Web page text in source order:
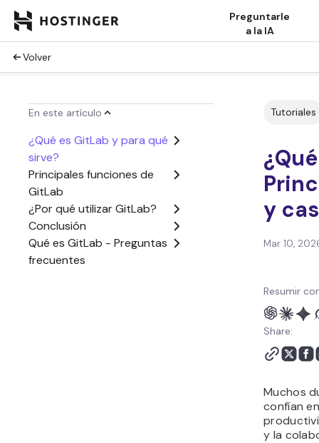
Preguntarle
a la IA
Volver
En este artículo
¿Qué es GitLab y para qué
sirve?
Principales funciones de
GitLab
¿Por qué utilizar GitLab?
Conclusión
Qué es GitLab - Preguntas
frecuentes
Tutoriales
y
Mar 10,
Resumir
Share:
Muchos
confían
y la